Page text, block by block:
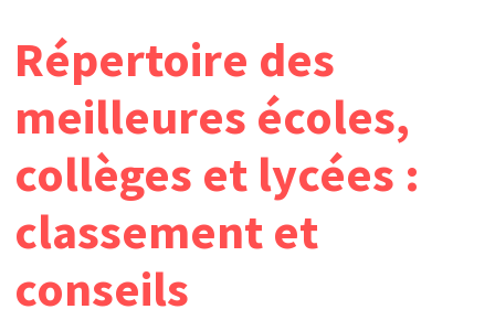
au
contenu
Répertoire des
meilleures écoles,
collèges et lycées :
classement et
conseils